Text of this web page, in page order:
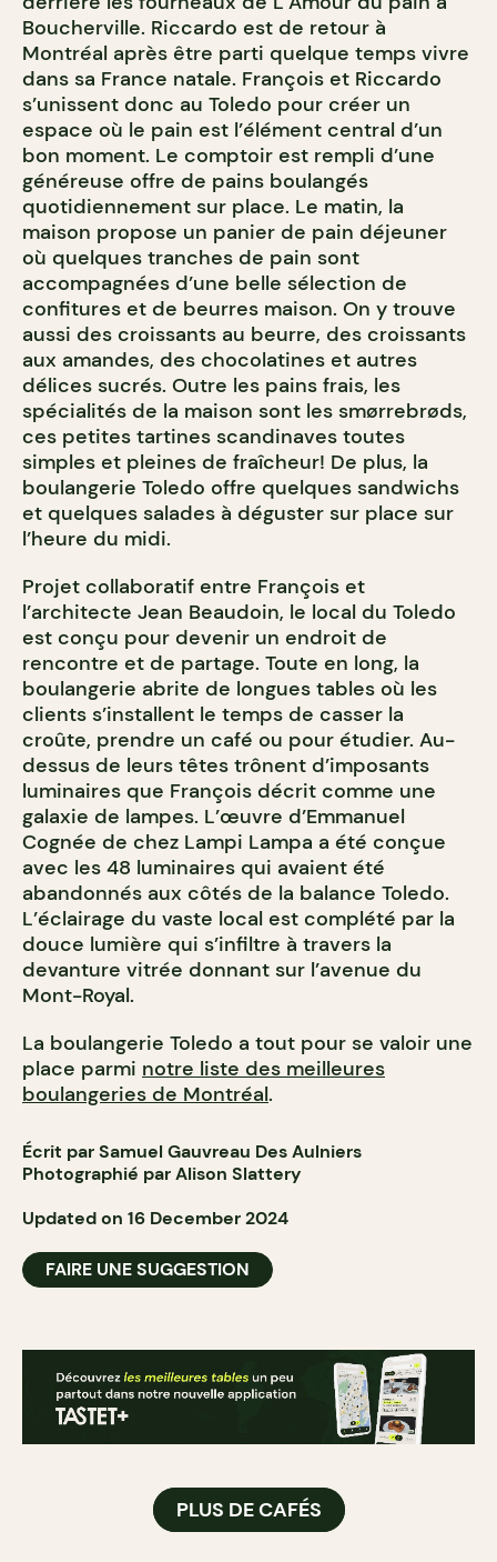
Boucherville. Riccardo est de retour à
Montréal après être parti quelque temps vivre
dans sa France natale. François et Riccardo
s’unissent donc au Toledo pour créer un
espace où le pain est l’élément central d’un
bon moment. Le comptoir est rempli d’une
généreuse offre de pains boulangés
quotidiennement sur place. Le matin, la
maison propose un panier de pain déjeuner
où quelques tranches de pain sont
accompagnées d’une belle sélection de
confitures et de beurres maison. On y trouve
aussi des croissants au beurre, des croissants
aux amandes, des chocolatines et autres
délices sucrés. Outre les pains frais, les
spécialités de la maison sont les smørrebrøds,
ces petites tartines scandinaves toutes
simples et pleines de fraîcheur! De plus, la
boulangerie Toledo offre quelques sandwichs
et quelques salades à déguster sur place sur
l’heure du midi.
Projet collaboratif entre François et
l’architecte Jean Beaudoin, le local du Toledo
est conçu pour devenir un endroit de
rencontre et de partage. Toute en long, la
boulangerie abrite de longues tables où les
clients s’installent le temps de casser la
croûte, prendre un café ou pour étudier. Au-
dessus de leurs têtes trônent d’imposants
luminaires que François décrit comme une
galaxie de lampes. L’œuvre d’Emmanuel
Cognée de chez Lampi Lampa a été conçue
avec les 48 luminaires qui avaient été
abandonnés aux côtés de la balance Toledo.
L’éclairage du vaste local est complété par la
douce lumière qui s’infiltre à travers la
devanture vitrée donnant sur l’avenue du
Mont-Royal.
La boulangerie Toledo a tout pour se valoir une
place parmi notre liste des meilleures
boulangeries de Montréal.
Écrit par Samuel Gauvreau Des Aulniers
Photographié par Alison Slattery
Updated on 16 December 2024
FAIRE UNE SUGGESTION
PLUS DE CAFÉS